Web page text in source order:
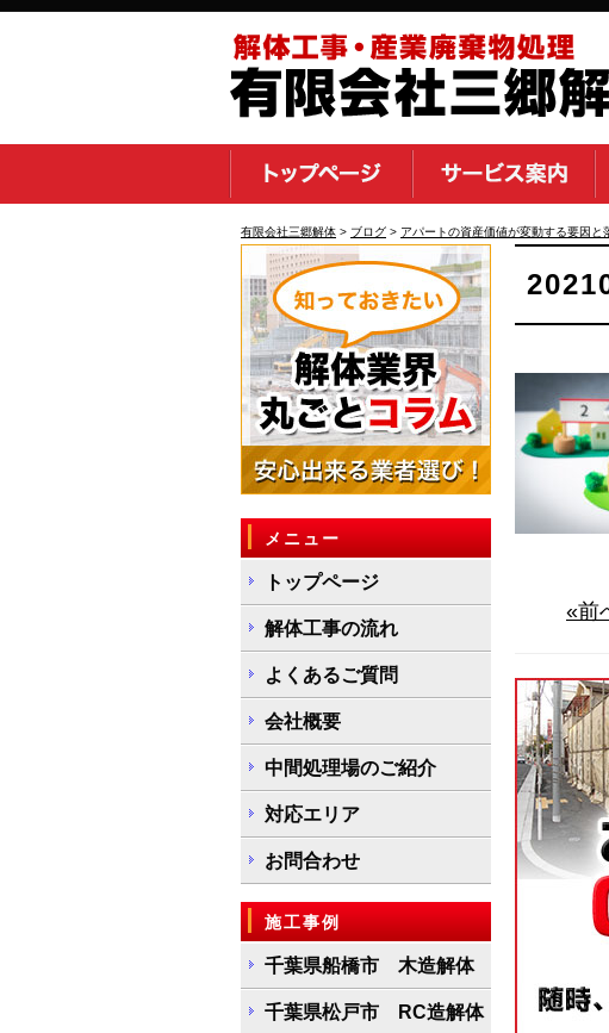
有限会社三郷解体 > ブログ > アパートの資産価値が変動する要因と
«前
メニュー
トップページ
解体工事の流れ
よくあるご質問
会社概要
中間処理場のご紹介
対応エリア
お問合わせ
施工事例
千葉県船橋市 木造解体
千葉県松戸市 RC造解体